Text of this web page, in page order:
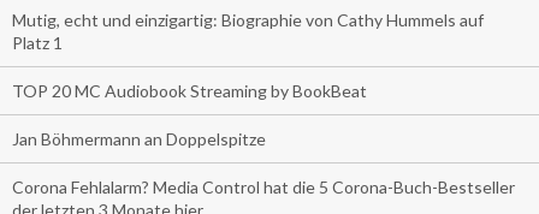
Mutig, echt und einzigartig: Biographie von Cathy Hummels auf
Platz 1
TOP 20 MC Audiobook Streaming by BookBeat
Jan Böhmermann an Doppelspitze
Corona Fehlalarm? Media Control hat die 5 Corona-Buch-Bestseller